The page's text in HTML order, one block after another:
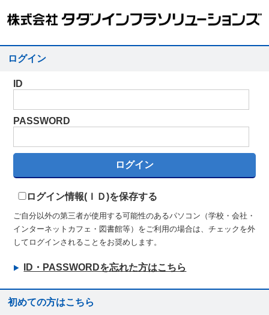
ログイン
ID
PASSWORD
ログイン情報(ＩＤ)を保存する
ご自分以外の第三者が使用する可能性のあるパソコン（学校・会社・
インターネットカフェ・図書館等）をご利用の場合は、チェックを外
してログインされることをお奨めします。
ID・PASSWORDを忘れた方はこちら
初めての方はこちら